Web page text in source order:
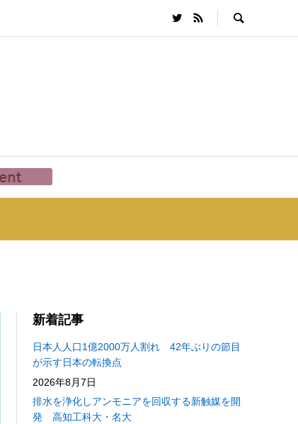
新着記事
日本人人口1億2000万人割れ 42年ぶりの節目
が示す日本の転換点
2026年8月7日
排水を浄化しアンモニアを回収する新触媒を開
発 高知工科大・名大